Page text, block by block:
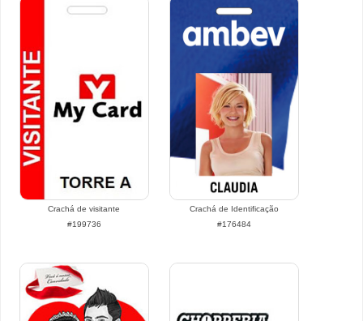
Crachá de visitante
#199736
Crachá de Identificação
#176484